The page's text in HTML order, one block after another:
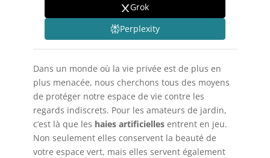
Grok
Perplexity
Dans un monde où la vie privée est de plus en
plus menacée, nous cherchons tous des moyens
de protéger notre espace de vie contre les
regards indiscrets. Pour les amateurs de jardin,
c’est là que les haies artificiellesentrent en jeu.
Non seulement elles conservent la beauté de
votre espace vert, mais elles servent également